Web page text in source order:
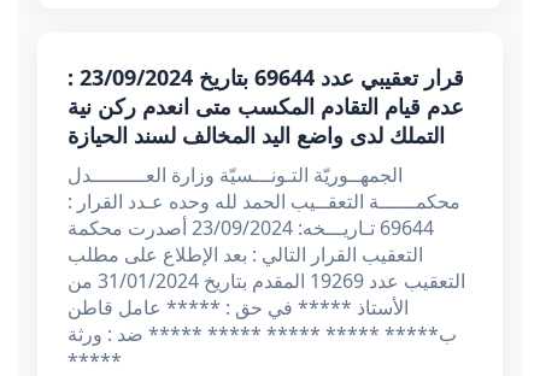
قرار تعقيبي عدد 69644 بتاريخ 23/09/2024 :
عدم قيام التقادم المكسب متى انعدم ركن نية
التملك لدى واضع اليد المخالف لسند الحيازة
الجمهــوريّة التـونـــسيّة وزارة العـــــــــدل
محكمــــــة التعقــيب الحمد لله وحده عـدد القرار :
69644 تـاريـــخه: 23/09/2024 أصدرت محكمة
التعقيب القرار التالي : بعد الإطلاع على مطلب
التعقيب عدد 19269 المقدم بتاريخ 31/01/2024 من
الأستاذ ***** في حق : ***** عامل قاطن
ب***** ***** ***** ***** ***** ضد : ورثة
*****